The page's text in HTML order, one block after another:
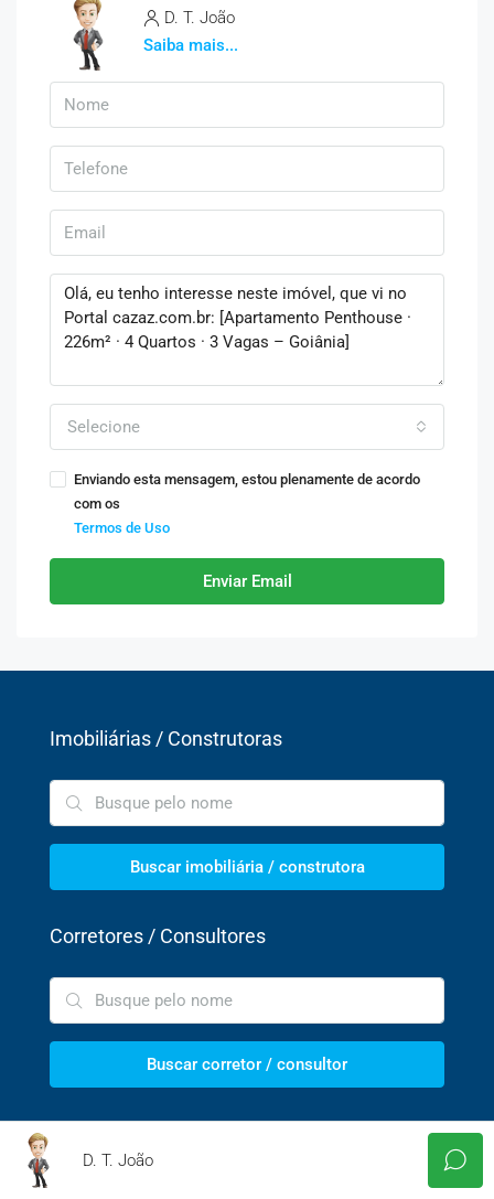
D. T. João
Saiba mais...
Selecione
Enviando esta mensagem, estou plenamente de acordo
com os
Termos de Uso
Enviar Email
Imobiliárias / Construtoras
Buscar imobiliária / construtora
Corretores / Consultores
Buscar corretor / consultor
D. T. João